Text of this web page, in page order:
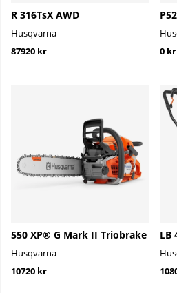
R 316TsX AWD
Husqvarna
87920 kr
0 kr
550 XP® G Mark II Triobrake
Husqvarna
10720 kr
LB